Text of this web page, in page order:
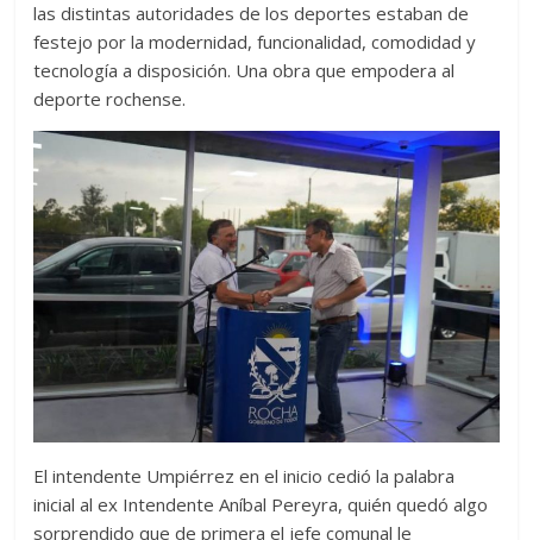
las distintas autoridades de los deportes estaban de
festejo por la modernidad, funcionalidad, comodidad y
tecnología a disposición. Una obra que empodera al
deporte rochense.
El intendente Umpiérrez en el inicio cedió la palabra
inicial al ex Intendente Aníbal Pereyra, quién quedó algo
sorprendido que de primera el jefe comunal le